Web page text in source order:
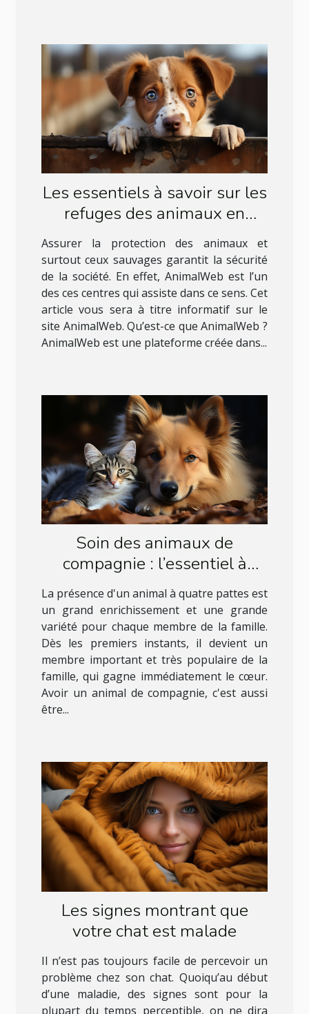
Les essentiels à savoir sur les
refuges des animaux en
Belgique
Assurer la protection des animaux et
surtout ceux sauvages garantit la sécurité
de la société. En effet, AnimalWeb est l’un
des ces centres qui assiste dans ce sens. Cet
article vous sera à titre informatif sur le
site AnimalWeb. Qu’est-ce que AnimalWeb ?
AnimalWeb est une plateforme créée dans...
Soin des animaux de
compagnie : l’essentiel à
retenir
La présence d'un animal à quatre pattes est
un grand enrichissement et une grande
variété pour chaque membre de la famille.
Dès les premiers instants, il devient un
membre important et très populaire de la
famille, qui gagne immédiatement le cœur.
Avoir un animal de compagnie, c'est aussi
être...
Les signes montrant que
votre chat est malade
Il n’est pas toujours facile de percevoir un
problème chez son chat. Quoiqu’au début
d’une maladie, des signes sont pour la
plupart du temps perceptible, on ne dira